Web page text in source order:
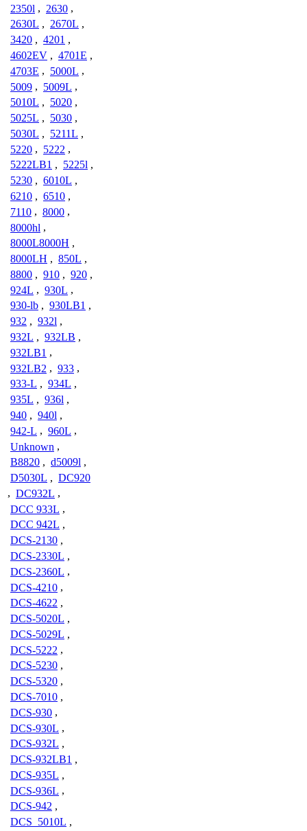
2350l , 2630 ,
2630L , 2670L ,
3420 , 4201 ,
4602EV , 4701E ,
4703E , 5000L ,
5009 , 5009L ,
5010L , 5020 ,
5025L , 5030 ,
5030L , 5211L ,
5220 , 5222 ,
5222LB1 , 5225l ,
5230 , 6010L ,
6210 , 6510 ,
7110 , 8000 ,
8000hl ,
8000L8000H ,
8000LH , 850L ,
8800 , 910 , 920 ,
924L , 930L ,
930-lb , 930LB1 ,
932 , 932l ,
932L , 932LB ,
932LB1 ,
932LB2 , 933 ,
933-L , 934L ,
935L , 936l ,
940 , 940l ,
942-L , 960L ,
Unknown ,
B8820 , d5009l ,
D5030L , DC920
, DC932L ,
DCC 933L ,
DCC 942L ,
DCS-2130 ,
DCS-2330L ,
DCS-2360L ,
DCS-4210 ,
DCS-4622 ,
DCS-5020L ,
DCS-5029L ,
DCS-5222 ,
DCS-5230 ,
DCS-5320 ,
DCS-7010 ,
DCS-930 ,
DCS-930L ,
DCS-932L ,
DCS-932LB1 ,
DCS-935L ,
DCS-936L ,
DCS-942 ,
DCS_5010L ,